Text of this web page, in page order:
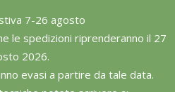
7-26 agosto
le spedizioni riprenderanno il 27
2026.
evasi a partire da tale data.